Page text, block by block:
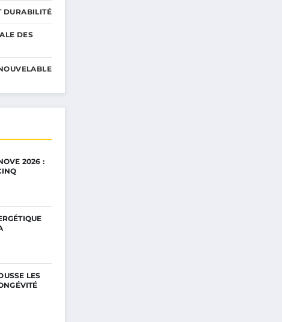
DURABILITÉ
DES
2026 :
LES